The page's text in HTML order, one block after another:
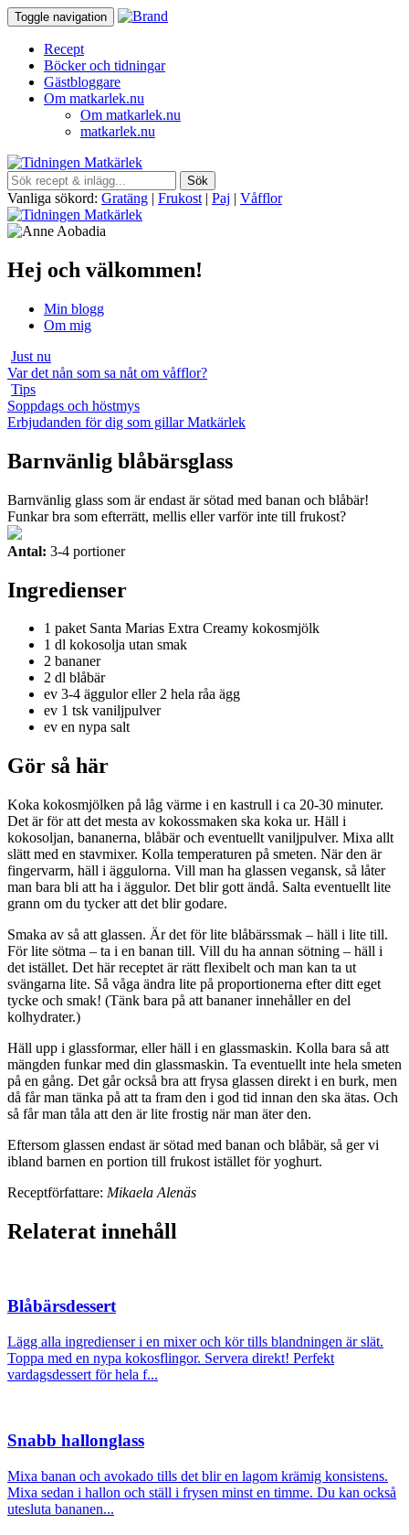
Toggle navigation
Recept
Böcker och tidningar
Gästbloggare
Om matkarlek.nu
Om matkarlek.nu
matkarlek.nu
Vanliga sökord: Gratäng | Frukost | Paj | Våfflor
Hej och välkommen!
Min blogg
Om mig
Just nu
Var det nån som sa nåt om våfflor?
Tips
Soppdags och höstmys
Erbjudanden för dig som gillar Matkärlek
Barnvänlig blåbärsglass
Barnvänlig glass som är endast är sötad med banan och blåbär!
Funkar bra som efterrätt, mellis eller varför inte till frukost?
Antal: 3-4 portioner
Ingredienser
1 paket Santa Marias Extra Creamy kokosmjölk
1 dl kokosolja utan smak
2 bananer
2 dl blåbär
ev 3-4 äggulor eller 2 hela råa ägg
ev 1 tsk vaniljpulver
ev en nypa salt
Gör så här
Koka kokosmjölken på låg värme i en kastrull i ca 20-30 minuter.
Det är för att det mesta av kokossmaken ska koka ur. Häll i
kokosoljan, bananerna, blåbär och eventuellt vaniljpulver. Mixa allt
slätt med en stavmixer. Kolla temperaturen på smeten. När den är
fingervarm, häll i äggulorna. Vill man ha glassen vegansk, så låter
man bara bli att ha i äggulor. Det blir gott ändå. Salta eventuellt lite
grann om du tycker att det blir godare.
Smaka av så att glassen. Är det för lite blåbärssmak – häll i lite till.
För lite sötma – ta i en banan till. Vill du ha annan sötning – häll i
det istället. Det här receptet är rätt flexibelt och man kan ta ut
svängarna lite. Så våga ändra lite på proportionerna efter ditt eget
tycke och smak! (Tänk bara på att bananer innehåller en del
kolhydrater.)
Häll upp i glassformar, eller häll i en glassmaskin. Kolla bara så att
mängden funkar med din glassmaskin. Ta eventuellt inte hela smeten
på en gång. Det går också bra att frysa glassen direkt i en burk, men
då får man tänka på att ta fram den i god tid innan den ska ätas. Och
så får man tåla att den är lite frostig när man äter den.
Eftersom glassen endast är sötad med banan och blåbär, så ger vi
ibland barnen en portion till frukost istället för yoghurt.
Receptförfattare: Mikaela Alenäs
Relaterat innehåll
Blåbärsdessert
Lägg alla ingredienser i en mixer och kör tills blandningen är slät.
Toppa med en nypa kokosflingor. Servera direkt! Perfekt
vardagsdessert för hela f...
Snabb hallonglass
Mixa banan och avokado tills det blir en lagom krämig konsistens.
Mixa sedan i hallon och ställ i frysen minst en timme. Du kan också
utesluta bananen...